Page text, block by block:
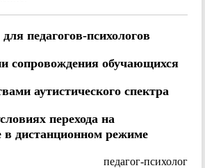
педагогов-психологов
сопровождения обучающихся
аутистического спектра
перехода на
в дистанционном режиме
педагог-психолог